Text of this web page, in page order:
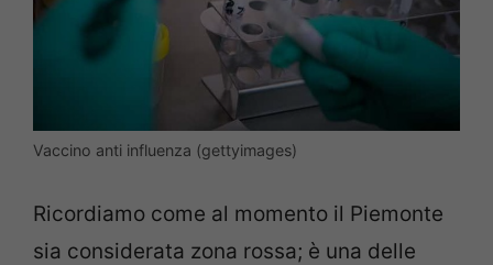
Vaccino anti influenza (gettyimages)
Ricordiamo come al momento il Piemonte
sia considerata zona rossa; è una delle